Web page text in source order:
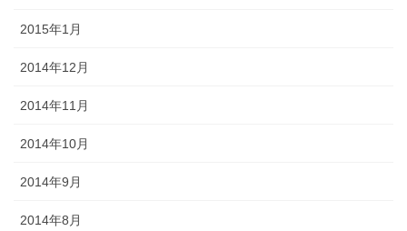
2015年1月
2014年12月
2014年11月
2014年10月
2014年9月
2014年8月